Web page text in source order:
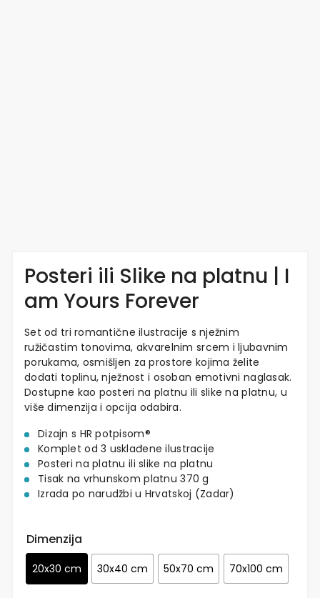
Posteri ili Slike na platnu | I
am Yours Forever
Set od tri romantične ilustracije s nježnim
ružičastim tonovima, akvarelnim srcem i ljubavnim
porukama, osmišljen za prostore kojima želite
dodati toplinu, nježnost i osoban emotivni naglasak.
Dostupne kao posteri na platnu ili slike na platnu, u
više dimenzija i opcija odabira.
Dizajn s HR potpisom®
Komplet od 3 usklađene ilustracije
Posteri na platnu ili slike na platnu
Tisak na vrhunskom platnu 370 g
Izrada po narudžbi u Hrvatskoj (Zadar)
Dimenzija
20x30 cm 30x40 cm 50x70 cm 70x100 cm